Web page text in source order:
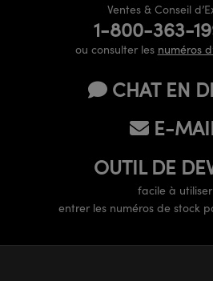
Ventes & Conseil
1-800-363-
ou consulter les numéros
CHAT EN
E-
OUTIL DE
facile à utiliser
entrer les numéros de stock